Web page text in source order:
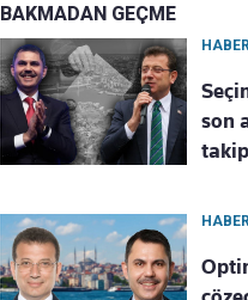
BAKMADAN GEÇME
HABER
son
HABER